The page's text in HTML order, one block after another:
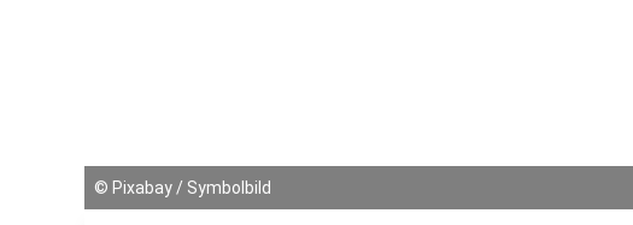
© Pixabay / Symbolbild